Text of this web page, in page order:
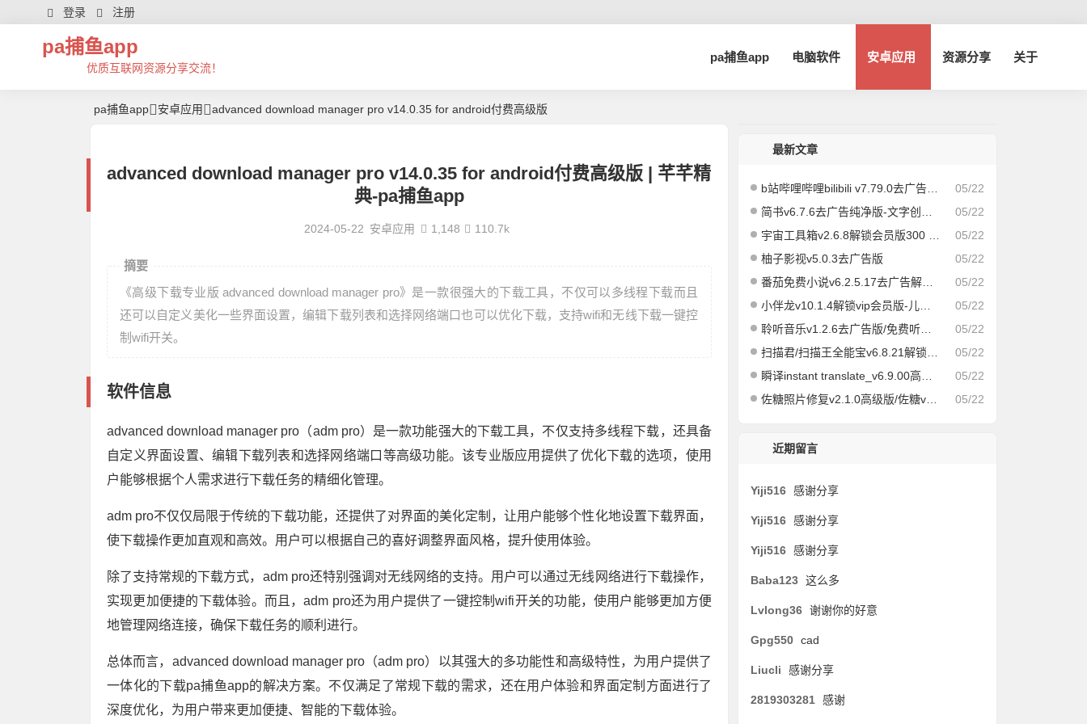
登录 注册
pa捕鱼app
优质互联网资源分享交流！
pa捕鱼app 电脑软件 安卓应用 资源分享 关于
pa捕鱼app 安卓应用 advanced download manager pro v14.0.35 for android付费高级版
advanced download manager pro v14.0.35 for android付费高级版 | 芊芊精
典-pa捕鱼app
2024-05-22 安卓应用 1,148 110.7k
摘要
《高级下载专业版 advanced download manager pro》是一款很强大的下载工具，不仅可以多线程下载而且
还可以自定义美化一些界面设置，编辑下载列表和选择网络端口也可以优化下载，支持wifi和无线下载一键控
制wifi开关。
软件信息
advanced download manager pro（adm pro）是一款功能强大的下载工具，不仅支持多线程下载，还具备
自定义界面设置、编辑下载列表和选择网络端口等高级功能。该专业版应用提供了优化下载的选项，使用
户能够根据个人需求进行下载任务的精细化管理。
adm pro不仅仅局限于传统的下载功能，还提供了对界面的美化定制，让用户能够个性化地设置下载界面，
使下载操作更加直观和高效。用户可以根据自己的喜好调整界面风格，提升使用体验。
除了支持常规的下载方式，adm pro还特别强调对无线网络的支持。用户可以通过无线网络进行下载操作，
实现更加便捷的下载体验。而且，adm pro还为用户提供了一键控制wifi开关的功能，使用户能够更加方便
地管理网络连接，确保下载任务的顺利进行。
总体而言，advanced download manager pro（adm pro）以其强大的多功能性和高级特性，为用户提供了
一体化的下载pa捕鱼app的解决方案。不仅满足了常规下载的需求，还在用户体验和界面定制方面进行了
深度优化，为用户带来更加便捷、智能的下载体验。
最新文章
05/22
b站哔哩哔哩bilibili v7.79.0去广告内置哔哩漫游模块版/解锁实用功能
05/22
简书v6.7.6去广告纯净版-文字创作社区
05/22
宇宙工具箱v2.6.8解锁会员版300 实用功能
05/22
柚子影视v5.0.3去广告版
05/22
番茄免费小说v6.2.5.17去广告解锁vip会员版
05/22
小伴龙v10.1.4解锁vip会员版-儿童早教儿歌故事启蒙
05/22
聆听音乐v1.2.6去广告版/免费听歌app
05/22
扫描君/扫描王全能宝v6.8.21解锁vip版
05/22
瞬译instant translate_v6.9.00高级版/快速屏幕翻译
05/22
佐糖照片修复v2.1.0高级版/佐糖v1.6.12会员解锁版
近期留言
Yiji516 感谢分享
Yiji516 感谢分享
Yiji516 感谢分享
Baba123 这么多
Lvlong36 谢谢你的好意
Gpg550 cad
Liucli 感谢分享
2819303281 感谢